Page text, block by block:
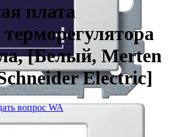
плата
терморегулятора
[Белый, Merten
Electric]
вопрос WA